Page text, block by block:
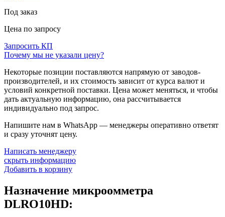
Под заказ
Цена по запросу
Запросить КП
Почему мы не указали цену?
Некоторые позиции поставляются напрямую от заводов-
производителей, и их стоимость зависит от курса валют и
условий конкретной поставки. Цена может меняться, и чтобы
дать актуальную информацию, она рассчитывается
индивидуально под запрос.
Напишите нам в WhatsApp — менеджеры оперативно ответят
и сразу уточнят цену.
Написать менеджеру
скрыть информацию
Добавить в корзину
Назначение микроомметра
DLRO10HD: